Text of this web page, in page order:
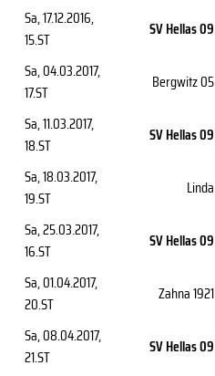
Sa, 17.12.2016,
15.ST
SV Hellas 09
Sa, 04.03.2017,
17.ST
Bergwitz 05
Sa, 11.03.2017,
18.ST
SV Hellas 09
Sa, 18.03.2017,
19.ST
Linda
Sa, 25.03.2017,
16.ST
SV Hellas 09
Sa, 01.04.2017,
20.ST
Zahna 1921
Sa, 08.04.2017,
21.ST
SV Hellas 09